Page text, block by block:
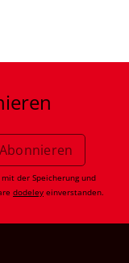
der Speicherung und
dodeley einverstanden.